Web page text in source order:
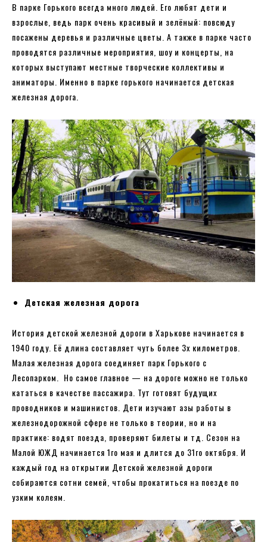
В парке Горького всегда много людей. Его любят дети и
взрослые, ведь парк очень красивый и зелёный: повсюду
посажены деревья и различные цветы. А также в парке часто
проводятся различные мероприятия, шоу и концерты, на
которых выступают местные творческие коллективы и
аниматоры. Именно в парке горького начинается детская
железная дорога.
Детская железная дорога
История детской железной дороги в Харькове начинается в
1940 году. Её длина составляет чуть более 3х километров.
Малая железная дорога соединяет парк Горького с
Лесопарком. Но самое главное — на дороге можно не только
кататься в качестве пассажира. Тут готовят будущих
проводников и машинистов. Дети изучают азы работы в
железнодорожной сфере не только в теории, но и на
практике: водят поезда, проверяют билеты и тд. Сезон на
Малой ЮЖД начинается 1го мая и длится до 31го октября. И
каждый год на открытии Детской железной дороги
собираются сотни семей, чтобы прокатиться на поезде по
узким колеям.